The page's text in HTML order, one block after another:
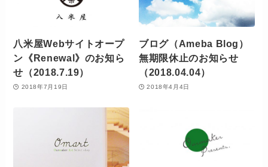
八米屋Webサイトオープ
ン《Renewal》のお知ら
せ（2018.7.19）
2018年7月19日
ブログ（Ameba Blog）
無期限休止のお知らせ
（2018.04.04）
2018年4月4日